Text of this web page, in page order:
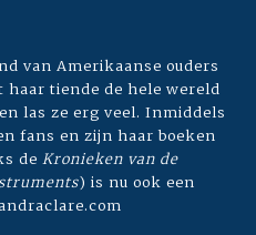
van Amerikaanse ouders
tiende de hele wereld
las ze erg veel. Inmiddels
fans en zijn haar boeken
de Kronieken van de
) is nu ook een